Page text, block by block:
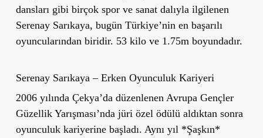
dansları gibi birçok spor ve sanat dalıyla ilgilenen
Serenay Sarıkaya, bugün Türkiye’nin en başarılı
oyuncularından biridir. 53 kilo ve 1.75m boyundadır.
Serenay Sarıkaya – Erken Oyunculuk Kariyeri
2006 yılında Çekya’da düzenlenen Avrupa Gençler
Güzellik Yarışması’nda jüri özel ödülü aldıktan sonra
oyunculuk kariyerine başladı. Aynı yıl *Şaşkın*